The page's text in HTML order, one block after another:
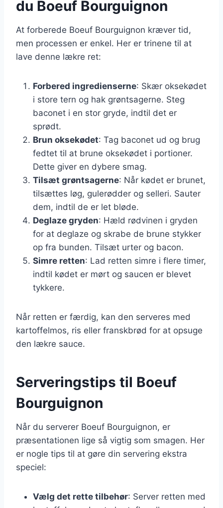
du Boeuf Bourguignon
At forberede Boeuf Bourguignon kræver tid,
men processen er enkel. Her er trinene til at
lave denne lækre ret:
Forbered ingredienserne: Skær oksekødet
i store tern og hak grøntsagerne. Steg
baconet i en stor gryde, indtil det er
sprødt.
Brun oksekødet: Tag baconet ud og brug
fedtet til at brune oksekødet i portioner.
Dette giver en dybere smag.
Tilsæt grøntsagerne: Når kødet er brunet,
tilsættes løg, gulerødder og selleri. Sauter
dem, indtil de er let bløde.
Deglaze gryden: Hæld rødvinen i gryden
for at deglaze og skrabe de brune stykker
op fra bunden. Tilsæt urter og bacon.
Simre retten: Lad retten simre i flere timer,
indtil kødet er mørt og saucen er blevet
tykkere.
Når retten er færdig, kan den serveres med
kartoffelmos, ris eller franskbrød for at opsuge
den lækre sauce.
Serveringstips til Boeuf
Bourguignon
Når du serverer Boeuf Bourguignon, er
præsentationen lige så vigtig som smagen. Her
er nogle tips til at gøre din servering ekstra
speciel:
Vælg det rette tilbehør: Server retten med